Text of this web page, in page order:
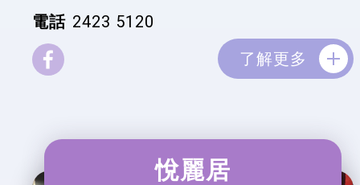
電話 2423 5120
了解更多
悅麗居